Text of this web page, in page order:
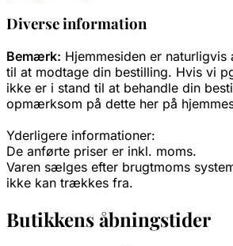
Diverse information
Bemærk: Hjemmesiden er
til at modtage din bestilling. Hvis vi
ikke er i stand til at behandle din
opmærksom på dette her på
Yderligere informationer:
De anførte priser er inkl. moms.
Varen sælges efter brugtmoms
ikke kan trækkes fra.
Butikkens åbningstider